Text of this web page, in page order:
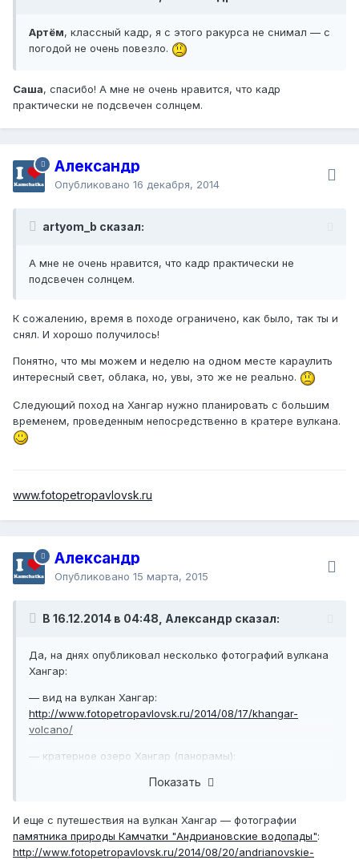
Артём, классный кадр, я с этого ракурса не снимал — с
погодой не очень повезло.
Саша, спасибо! А мне не очень нравится, что кадр
практически не подсвечен солнцем.
Александр
Опубликовано 16 декабря, 2014
artyom_b сказал:
А мне не очень нравится, что кадр практически не
подсвечен солнцем.
К сожалению, время в походе ограничено, как было, так ты и
снял. И хорошо получилось!
Понятно, что мы можем и неделю на одном месте караулить
интересный свет, облака, но, увы, это же не реально.
Следующий поход на Хангар нужно планировать с большим
временем, проведенным непосредственно в кратере вулкана.
www.fotopetropavlovsk.ru
Александр
Опубликовано 15 марта, 2015
В 16.12.2014 в 04:48, Александр сказал:
Да, на днях опубликовал несколько фотографий вулкана
Хангар:
— вид на вулкан Хангар:
http://www.fotopetropavlovsk.ru/2014/08/17/khangar-
volcano/
— кратерное озеро Хангар (панорамы):
Показать
И еще с путешествия на вулкан Хангар — фотографии
памятника природы Камчатки "Андриановские водопады":
http://www.fotopetropavlovsk.ru/2014/08/20/andrianovskie-